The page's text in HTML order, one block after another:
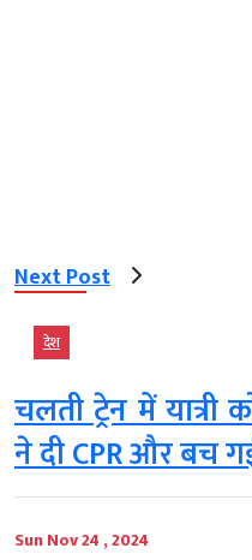
Next Post
देश
चलती ट्रेन में
ने दी CPR और बच
Sun Nov 24 , 2024